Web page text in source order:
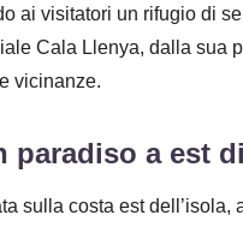
ai visitatori un rifugio di
Cala Llenya, dalla sua
vicinanze.
paradiso a est
sulla costa est dell’isola,